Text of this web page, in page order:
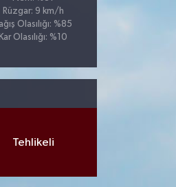
Rüzgar: 9 km/h
Olasılığı: %85
Kar Olasılığı: %10
Tehlikeli